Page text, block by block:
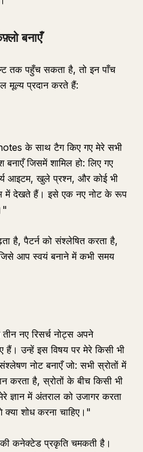
बनाएँ
तक पहुँच सकता है, तो इन पाँच
मूल्य प्रदान करते हैं:
के साथ टैग किए गए मेरे सभी
बनाएँ जिसमें शामिल हो: लिए गए
आइटम, खुले प्रश्न, और कोई भी
में देखते हैं। इसे एक नए नोट के रूप
है, पैटर्न को संश्लेषित करता है,
आप स्वयं बनाने में कभी समय
नए रिसर्च नोट्स अपने
उन्हें इस विषय पर मेरे किसी भी
नोट बनाएँ जो: सभी स्रोतों में
करता है, स्रोतों के बीच किसी भी
ज्ञान में अंतराल को उजागर करता
शोध करना चाहिए।"
कनेक्टेड प्रकृति चमकती है।